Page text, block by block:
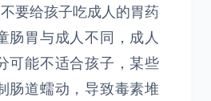
要给孩子吃成人的胃药
肠胃与成人不同，成人
可能不适合孩子，某些
肠道蠕动，导致毒素堆